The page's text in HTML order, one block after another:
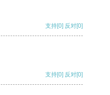
支持[0] 反对[0]
支持[0] 反对[0]